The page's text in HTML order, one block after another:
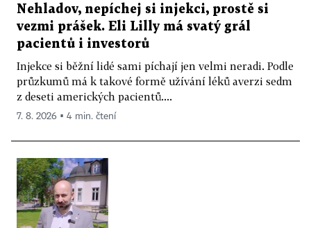
Nehladov, nepíchej si injekci, prostě si
vezmi prášek. Eli Lilly má svatý grál
pacientů i investorů
Injekce si běžní lidé sami píchají jen velmi neradi. Podle
průzkumů má k takové formě užívání léků averzi sedm
z deseti amerických pacientů....
7. 8. 2026 ▪ 4 min. čtení